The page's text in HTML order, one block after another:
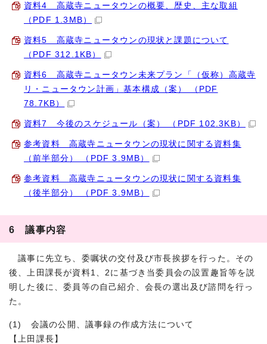
資料4 高蔵寺ニュータウンの概要、歴史、主な取組
（PDF 1.3MB）
資料5 高蔵寺ニュータウンの現状と課題について
（PDF 312.1KB）
資料6 高蔵寺ニュータウン未来プラン「（仮称）高蔵寺
リ・ニュータウン計画」基本構成（案） （PDF
78.7KB）
資料7 今後のスケジュール（案） （PDF 102.3KB）
参考資料 高蔵寺ニュータウンの現状に関する資料集
（前半部分） （PDF 3.9MB）
参考資料 高蔵寺ニュータウンの現状に関する資料集
（後半部分） （PDF 3.9MB）
6 議事内容
議事に先立ち、委嘱状の交付及び市長挨拶を行った。その
後、上田課長が資料1、2に基づき当委員会の設置趣旨等を説
明した後に、委員等の自己紹介、会長の選出及び諮問を行っ
た。
(1) 会議の公開、議事録の作成方法について
【上田課長】